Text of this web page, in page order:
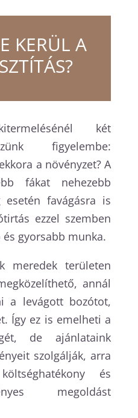
KERÜL A
két
figyelembe:
a növényzet? A
fákat nehezebb
esetén favágásra is
ezzel szemben
gyorsabb munka.
meredek területen
annál
a levágott bozótot,
Így ez is emelheti a
de ajánlataink
szolgálják, arra
és
megoldást